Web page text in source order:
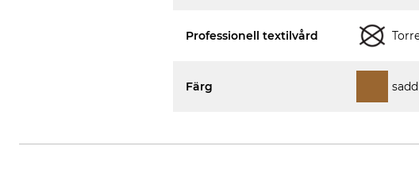
Professionell textilvård
Färg